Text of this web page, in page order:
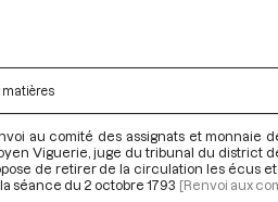
matières
au comité des assignats et monnaie
Viguerie, juge du tribunal du district
de retirer de la circulation les écus et
séance du 2 octobre 1793 [Renvoi aux